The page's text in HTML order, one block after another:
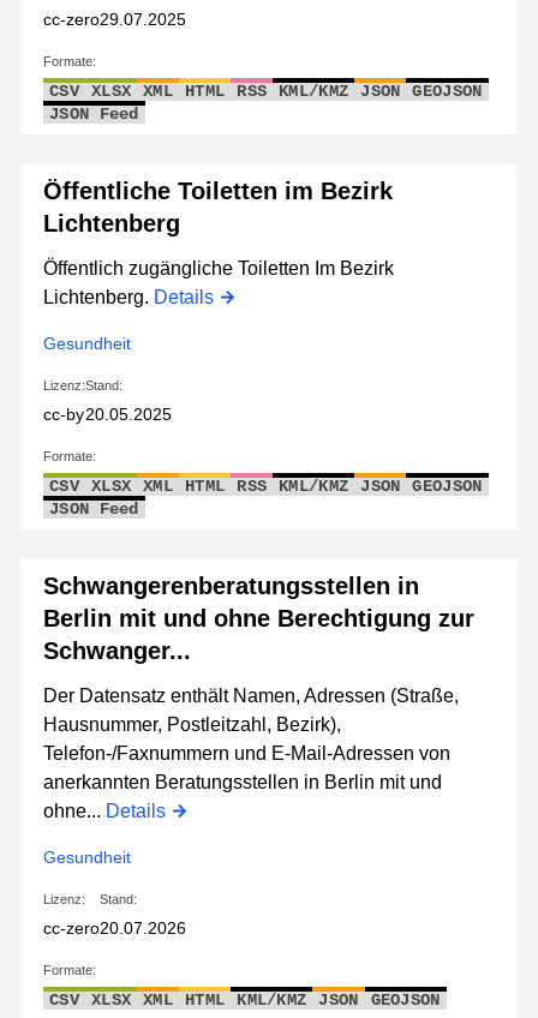
cc-zero29.07.2025
Formate:
CSV XLSX XML HTML RSS KML/KMZ JSON
GEOJSON
JSON Feed
Öffentliche Toiletten im Bezirk
Lichtenberg
Öffentlich zugängliche Toiletten Im Bezirk
Lichtenberg. Details
Gesundheit
Lizenz:
cc-by
Stand:
20.05.2025
Formate:
CSV XLSX XML HTML RSS KML/KMZ JSON
GEOJSON
JSON Feed
Schwangerenberatungsstellen in
Berlin mit und ohne Berechtigung zur
Schwanger...
Der Datensatz enthält Namen, Adressen (Straße,
Hausnummer, Postleitzahl, Bezirk),
Telefon-/Faxnummern und E-Mail-Adressen von
anerkannten Beratungsstellen in Berlin mit und
ohne... Details
Gesundheit
Lizenz:
cc-zero
Stand:
20.07.2026
Formate:
CSV XLSX XML HTML KML/KMZ JSON GEOJSON